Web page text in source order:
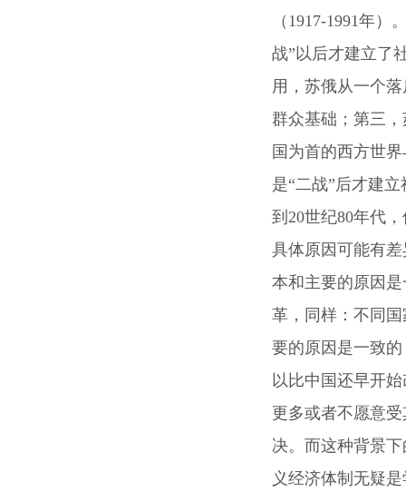
（1917-1991年
战”以后才建立了
用，苏俄从一个
群众基础；第三
国为首的西方世
是“二战”后才建
到20世纪80年代
具体原因可能有
本和主要的原因
革，同样：不同
要的原因是一致
以比中国还早开
更多或者不愿意
决。而这种背景
义经济体制无疑